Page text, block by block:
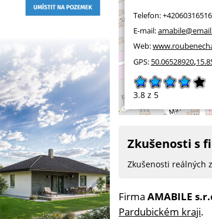
Telefon:
E-mail:
Web:
GPS: 50.06528920,
3.8 z 5
Zkušenosti s
Zkušenosti reálných
Firma AMABILE
Pardubickém kraji.